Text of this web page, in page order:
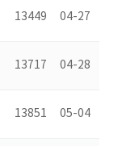
13449 04-27
13717 04-28
13851 05-04